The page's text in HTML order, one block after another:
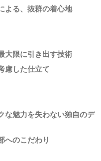
よる、抜群の着心地
大限に引き出す技術
慮した仕立て
な魅力を失わない独自のデ
へのこだわり